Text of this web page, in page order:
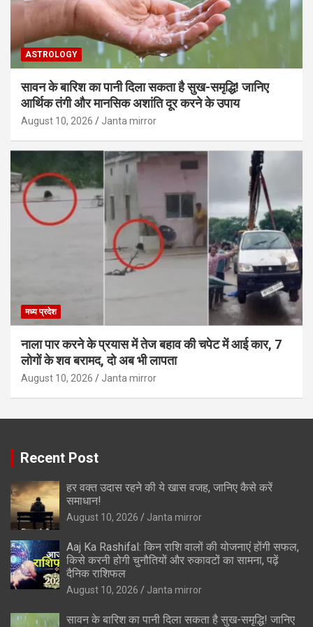
ASTROLOGY
सावन के बारिश का पानी दिला सकता है सुख-समृद्धि! जानिए
आर्थिक तंगी और मानसिक अशांति दूर करने के उपाय
August 10, 2026 Janta mirror
मध्य प्रदेश
नाला पार करने के प्रयास में तेज बहाव की चपेट में आई कार, 7
लोगों के शव बरामद, दो अब भी लापता
August 10, 2026 Janta mirror
Recent Post
हर वक्त उदास रहने की ये खास वजह, जानिए कैसे करें
समाधान!
August 10, 2026 Janta mirror
Aaj Ka Rashifal: किन राशि वालों की योजनाएं होंगी सफल,
किसे करनी होगी चुनौतियों और रुकावटों का सामना, पढ़ें
दैनिक राशिफल
August 10, 2026 Janta mirror
सावन के बारिश का पानी दिला सकता है सुख-समृद्धि! जानिए